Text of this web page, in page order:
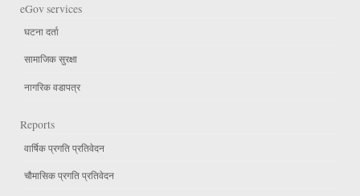
eGov services
घटना दर्ता
सामाजिक सुरक्षा
नागरिक वडापत्र
Reports
वार्षिक प्रगति प्रतिवेदन
चौमासिक प्रगति प्रतिवेदन